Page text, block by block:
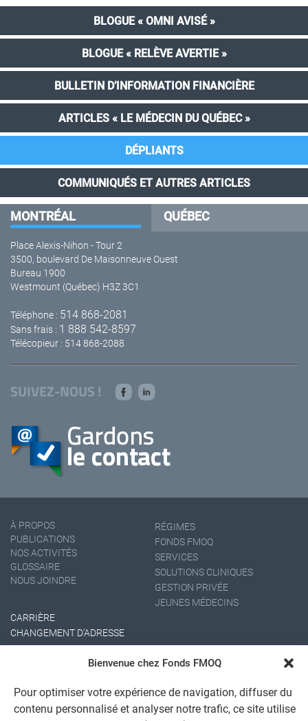
Bienvenue chez Fonds FMOQ
Pour optimiser votre expérience de navigation, diffuser du
contenu personnalisé et analyser notre trafic, ce site utilise
BLOGUE « OMNI AVISÉ »
BLOGUE « RELÈVE AVERTIE »
BULLETIN D’INFORMATION FINANCIÈRE
ARTICLES « LE MÉDECIN DU QUÉBEC »
DÉPLIANTS
COMMUNIQUÉS ET AUTRES ARTICLES
MONTRÉAL QUÉBEC
Place Alexis-Nihon - Tour 2
3500, boulevard De Maisonneuve Ouest
Bureau 1900
Westmount (Québec) H3Z 3C1
Téléphone : 514 868-2081
Sans frais : 1 888 542-8597
Télécopieur : 514 868-2088
SUIVEZ-NOUS !
À PROPOS
PUBLICATIONS
NOS ACTIVITÉS
GLOSSAIRE
NOUS JOINDRE
RÉGIMES
FONDS FMOQ
SERVICES
SOLUTIONS CLINIQUES
GESTION PRIVÉE
JEUNES MÉDECINS
CARRIÈRE
CHANGEMENT D'ADRESSE